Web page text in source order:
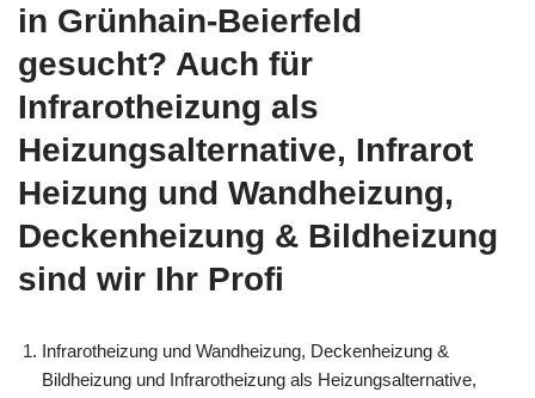
in Grünhain-Beierfeld
gesucht? Auch für
Infrarotheizung als
Heizungsalternative, Infrarot
Heizung und Wandheizung,
Deckenheizung & Bildheizung
sind wir Ihr Profi
Infrarotheizung und Wandheizung, Deckenheizung &
Bildheizung und Infrarotheizung als Heizungsalternative,